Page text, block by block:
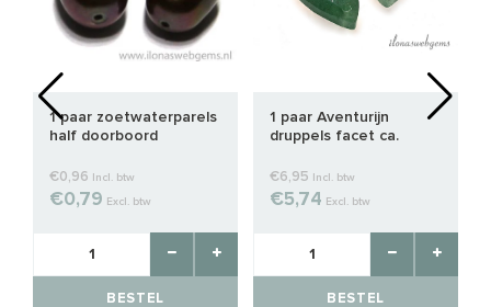
1 paar zoetwaterparels
half doorboord
€0,96 Incl. btw
€0,79 Excl. btw
BESTEL
1 paar Aventurijn
druppels facet ca.
€6,95 Incl. btw
€5,74 Excl. btw
BESTEL